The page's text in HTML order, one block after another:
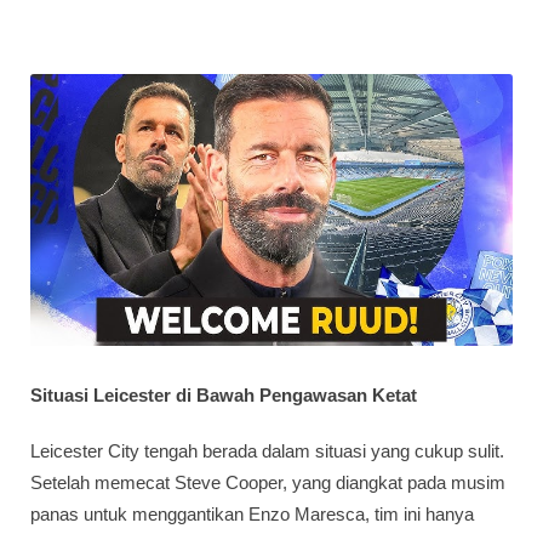
Situasi Leicester di Bawah Pengawasan Ketat
Leicester City tengah berada dalam situasi yang cukup sulit.
Setelah memecat Steve Cooper, yang diangkat pada musim
panas untuk menggantikan Enzo Maresca, tim ini hanya